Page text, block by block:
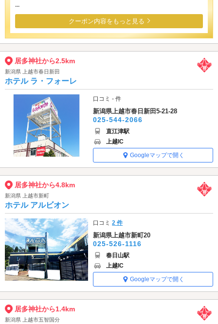
...
クーポン内容をもっと見る
居多神社から2.5km
新潟県 上越市春日新田
ホテル ラ・フォーレ
口コミ - 件
新潟県上越市春日新田5-21-28
025-544-2066
直江津駅
上越IC
Googleマップで開く
居多神社から4.8km
新潟県 上越市新町
ホテル アルビオン
口コミ2 件
新潟県上越市新町20
025-526-1116
春日山駅
上越IC
Googleマップで開く
居多神社から1.4km
新潟県 上越市五智国分